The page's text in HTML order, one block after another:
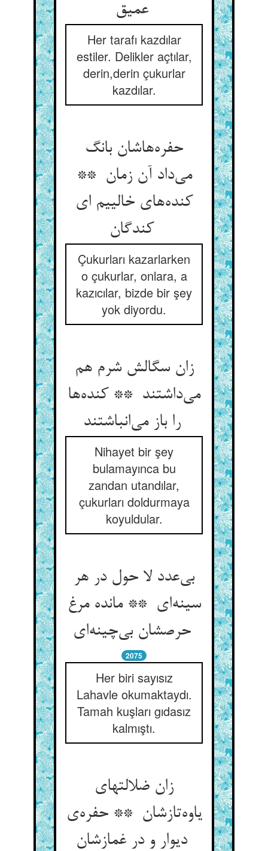
عمیق
Her tarafı kazdılar
estiler. Delikler açtılar,
derin,derin çukurlar
kazdılar.
حفره‌هاشان بانگ
می‌داد آن زمان **
کنده‌های خالییم ای
Çukurları kazarlarken
o çukurlar, onlara, a
kazıcılar, bizde bir şey
yok diyordu.
زان سگالش شرم هم
می‌داشتند ** کنده‌ها
را باز می‌انباشتند
Nihayet bir şey
bulamayınca bu
zandan utandılar,
çukurları doldurmaya
koyuldular.
بی‌عدد لا حول در هر
سینه‌ای ** مانده مرغ
حرصشان بی‌چینه‌ای
2075
Her biri sayısız
Lahavle okumaktaydı.
Tamah kuşları gıdasız
kalmıştı.
زان ضلالتهای
یاوه‌تازشان ** حفره‌ی
دیوار و در غمازشان